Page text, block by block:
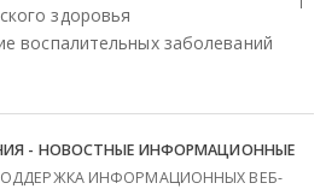
здоровья
воспалительных заболеваний
- НОВОСТНЫЕ ИНФОРМАЦИОННЫЕ
ИНФОРМАЦИОННЫХ ВЕБ-